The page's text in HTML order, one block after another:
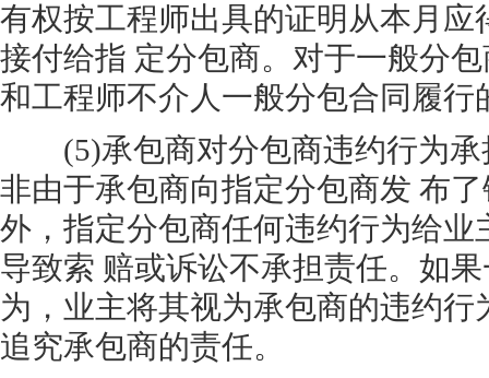
有权按工程师出具的证明从本月应
接付给指 定分包商。对于一般分
和工程师不介人一般分包合同履行
(5)承包商对分包商违约行为承
非由于承包商向指定分包商发 布
外，指定分包商任何违约行为给业
导致索 赔或诉讼不承担责任。如
为，业主将其视为承包商的违约
追究承包商的责任。